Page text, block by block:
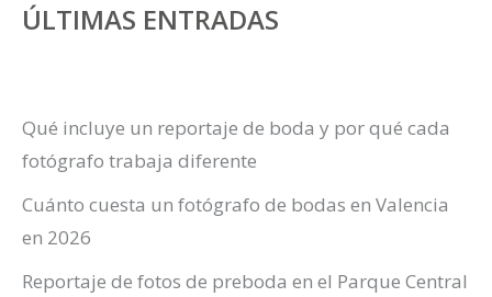
ÚLTIMAS ENTRADAS
Qué incluye un reportaje de boda y por qué cada
fotógrafo trabaja diferente
Cuánto cuesta un fotógrafo de bodas en Valencia
en 2026
Reportaje de fotos de preboda en el Parque Central